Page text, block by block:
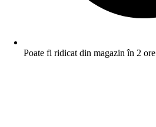
Poate fi ridicat din magazin în 2 ore